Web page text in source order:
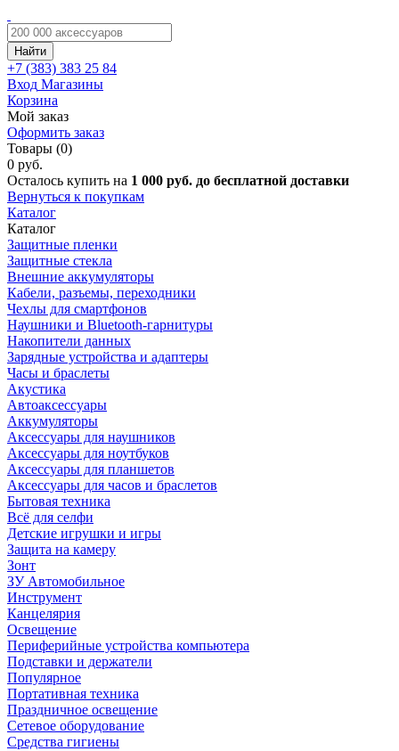
Найти
+7 (383) 383 25 84
Вход Магазины
Корзина
Мой заказ
Оформить заказ
Товары (0)
0 руб.
Осталось купить на 1 000 руб. до бесплатной доставки
Вернуться к покупкам
Каталог
Каталог
Защитные пленки
Защитные стекла
Внешние аккумуляторы
Кабели, разъемы, переходники
Чехлы для смартфонов
Наушники и Bluetooth-гарнитуры
Накопители данных
Зарядные устройства и адаптеры
Часы и браслеты
Акустика
Автоаксессуары
Аккумуляторы
Аксессуары для наушников
Аксессуары для ноутбуков
Аксессуары для планшетов
Аксессуары для часов и браслетов
Бытовая техника
Всё для селфи
Детские игрушки и игры
Защита на камеру
Зонт
ЗУ Автомобильное
Инструмент
Канцелярия
Освещение
Периферийные устройства компьютера
Подставки и держатели
Популярное
Портативная техника
Праздничное освещение
Сетевое оборудование
Средства гигиены